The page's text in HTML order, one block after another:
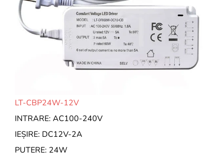
LT-CBP24W-12V
INTRARE: AC100-240V
IEȘIRE: DC12V-2A
PUTERE: 24W